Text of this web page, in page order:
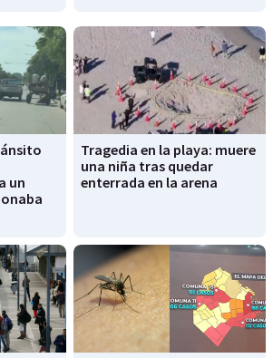
un
Tragedia en la playa: muere
una niña tras quedar
enterrada en la arena